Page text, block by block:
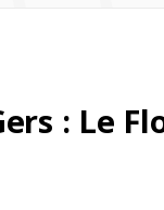
: Le